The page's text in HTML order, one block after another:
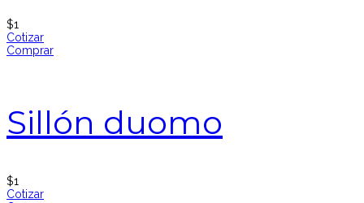
$1
Cotizar
Comprar
Sillón duomo
$1
Cotizar